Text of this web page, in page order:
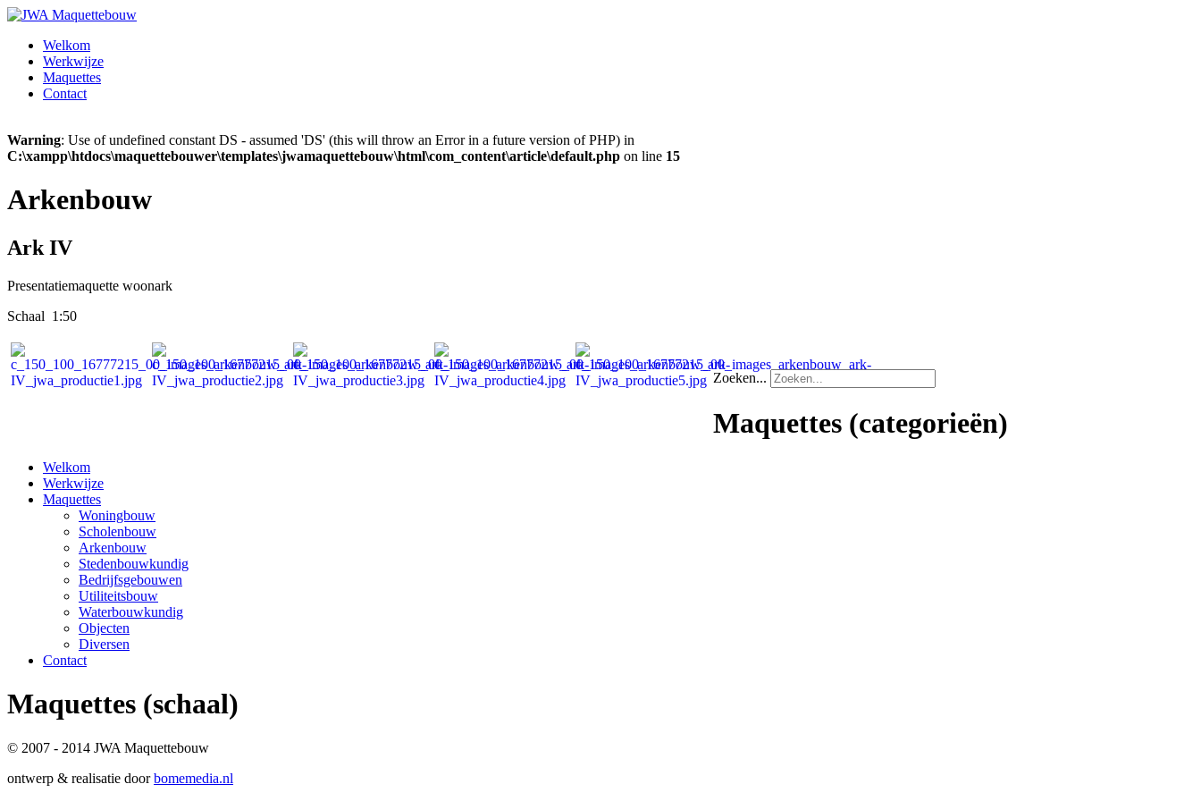
Welkom
Werkwijze
Maquettes
Contact
Warning: Use of undefined constant DS - assumed 'DS' (this will throw an Error in a future version of PHP) in
C:\xampp\htdocs\maquettebouwer\templates\jwamaquettebouw\html\com_content\article\default.php on line 15
Arkenbouw
Ark IV
Presentatiemaquette woonark
Schaal 1:50
Zoeken...
Maquettes (categorieën)
Welkom
Werkwijze
Maquettes
Woningbouw
Scholenbouw
Arkenbouw
Stedenbouwkundig
Bedrijfsgebouwen
Utiliteitsbouw
Waterbouwkundig
Objecten
Diversen
Contact
Maquettes (schaal)
© 2007 - 2014 JWA Maquettebouw
ontwerp & realisatie doorbomemedia.nl